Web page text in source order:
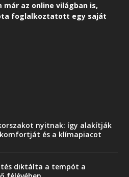
már az online világban is,
foglalkoztatott egy saját
nyitnak: így alakítják
és a klímapiacot
diktálta a tempót a